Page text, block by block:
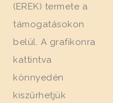
(EREK) termete a
támogatásokon
belül. A grafikonra
kattintva
könnyedén
kiszűrhetjük